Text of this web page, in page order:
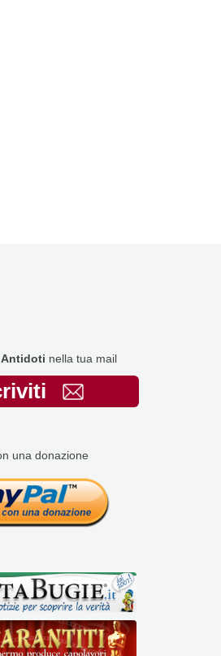
Antidoti nella tua mail
una donazione